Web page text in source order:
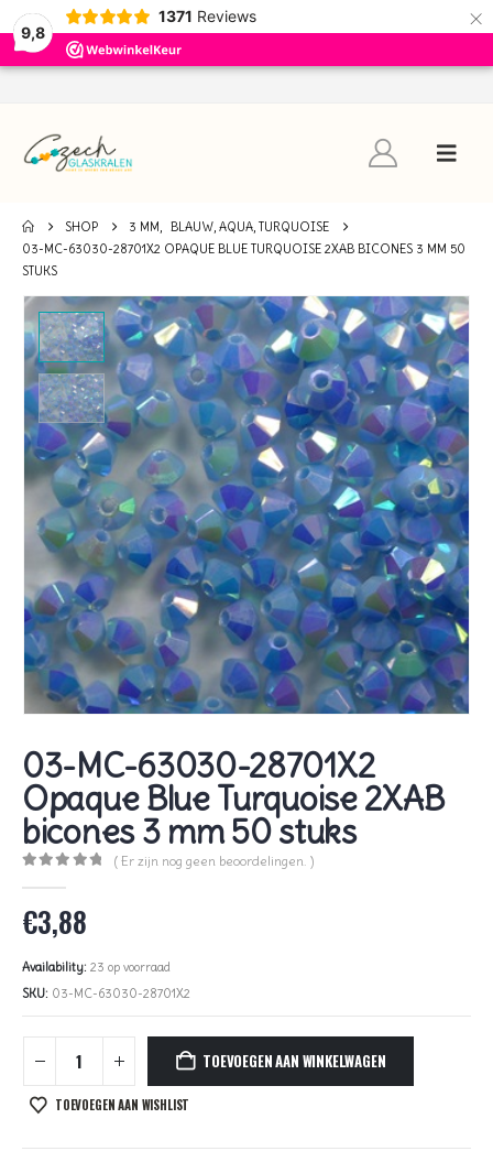
9,8
1371 Reviews ×
SHOP 3 MM, BLAUW, AQUA, TURQUOISE
03-MC-63030-28701X2 OPAQUE BLUE TURQUOISE 2XAB BICONES 3 MM 50
STUKS
03-MC-63030-28701X2
Opaque Blue Turquoise 2XAB
bicones 3 mm 50 stuks
( Er zijn nog geen beoordelingen. )
€3,88
Availability: 23 op voorraad
SKU: 03-MC-63030-28701X2
TOEVOEGEN AAN WINKELWAGEN
TOEVOEGEN AAN WISHLIST